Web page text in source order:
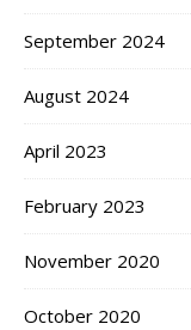
September 2024
August 2024
April 2023
February 2023
November 2020
October 2020